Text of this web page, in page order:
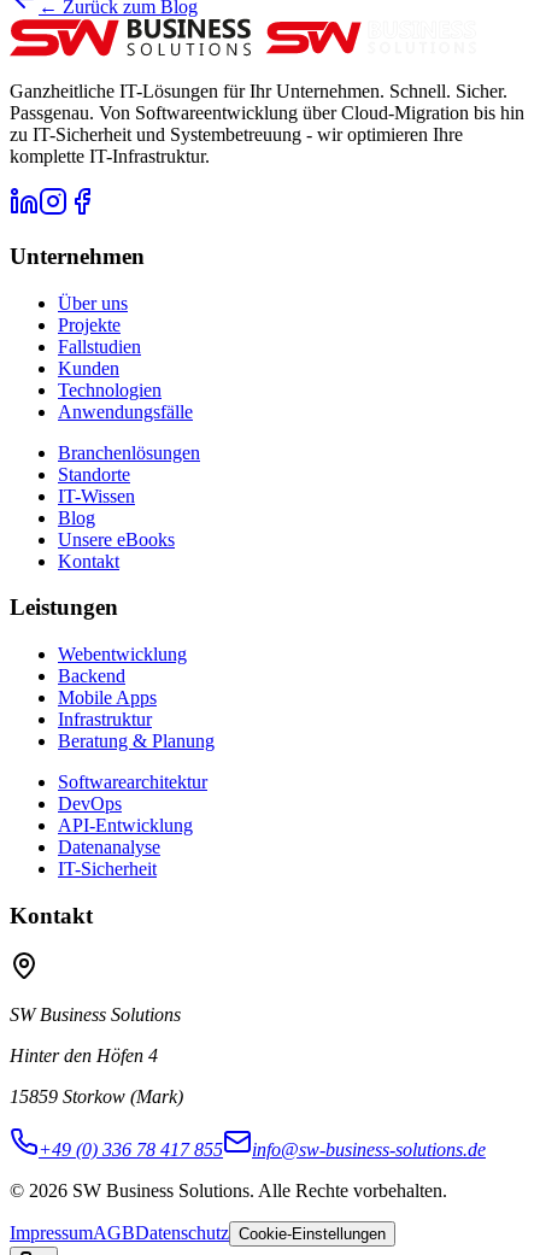
← Zurück zum Blog
Ganzheitliche IT-Lösungen für Ihr Unternehmen. Schnell. Sicher.
Passgenau. Von Softwareentwicklung über Cloud-Migration bis hin
zu IT-Sicherheit und Systembetreuung - wir optimieren Ihre
komplette IT-Infrastruktur.
Unternehmen
Über uns
Projekte
Fallstudien
Kunden
Technologien
Anwendungsfälle
Branchenlösungen
Standorte
IT-Wissen
Blog
Unsere eBooks
Kontakt
Leistungen
Webentwicklung
Backend
Mobile Apps
Infrastruktur
Beratung & Planung
Softwarearchitektur
DevOps
API-Entwicklung
Datenanalyse
IT-Sicherheit
Kontakt
SW Business Solutions
Hinter den Höfen 4
15859 Storkow (Mark)
+49 (0) 336 78 417 855
info@sw-business-solutions.de
© 2026 SW Business Solutions. Alle Rechte vorbehalten.
ImpressumAGBDatenschutz Cookie-Einstellungen